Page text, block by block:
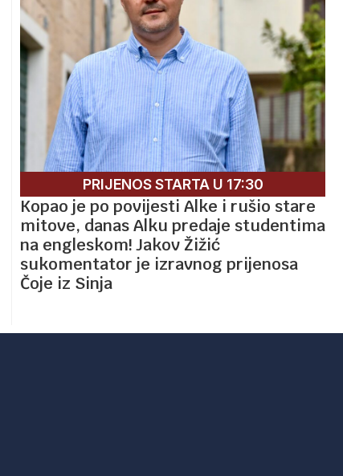
PRIJENOS STARTA U 17:30
Kopao je po povijesti Alke i rušio stare
mitove, danas Alku predaje studentima
na engleskom! Jakov Žižić
sukomentator je izravnog prijenosa
Čoje iz Sinja